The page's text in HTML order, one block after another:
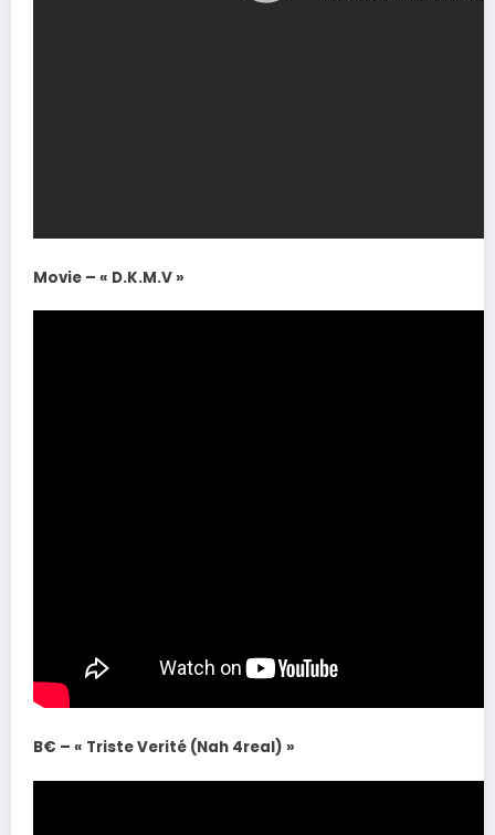
Movie – « D.K.M.V »
B€ – « Triste Verité (Nah 4real) »